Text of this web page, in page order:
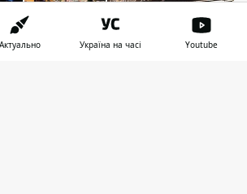
Актуально Україна на часі Youtube